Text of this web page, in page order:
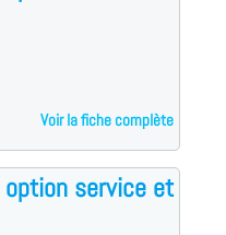
Voir la fiche complète
service et